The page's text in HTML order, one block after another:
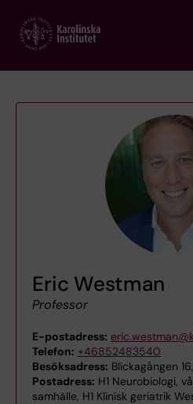
main
Eric Westman
Professor
E-postadress:
Telefon: +46852483540
Besöksadress: Blickagången
Postadress: H1 Neurobiologi,
samhälle, H1 Klinisk geriatrik